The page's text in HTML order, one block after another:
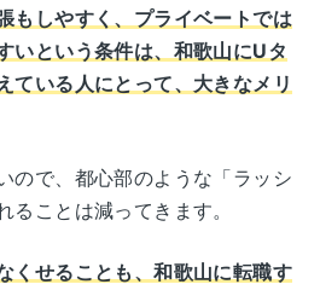
もしやすく、プライベートでは
いという条件は、和歌山にUタ
ている人にとって、大きなメリ
ので、都心部のような「ラッシ
ることは減ってきます。
くせることも、和歌山に転職す